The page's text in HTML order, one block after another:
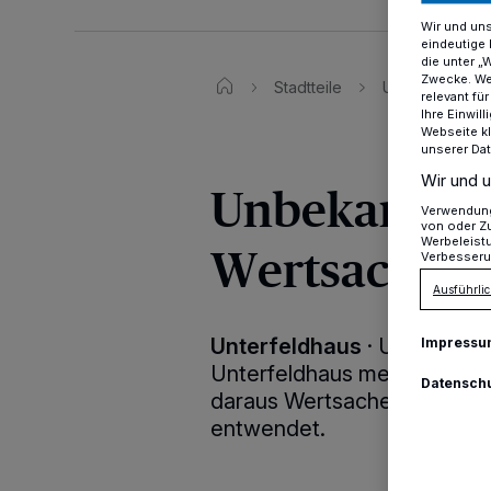
Stadtteile Unterfeldhaus
Wertsachen
Unterfeldhaus ·
Unterfeldhaus mehrere
daraus Wertsachen in
entwendet.
Wir und
eindeutige
die unter
Zwecke.
relevant
Ihre
Webseite
unserer
Wir und
von oder